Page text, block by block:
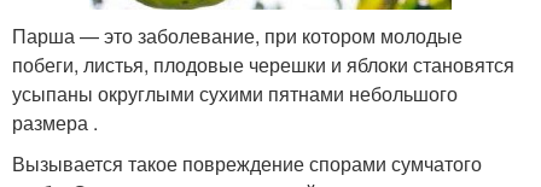
Парша — это заболевание, при котором молодые
побеги, листья, плодовые черешки и яблоки становятся
усыпаны округлыми сухими пятнами небольшого
размера .
Вызывается такое повреждение спорами сумчатого